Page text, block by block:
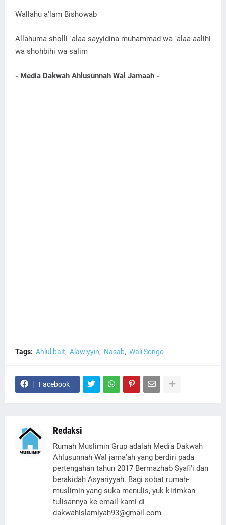
Wallahu a'lam Bishowab
Allahuma sholli 'alaa sayyidina muhammad wa 'alaa aalihi
wa shohbihi wa salim
- Media Dakwah Ahlusunnah Wal Jamaah -
Tags: Ahlul bait Alawiyyin Nasab Wali Songo
Facebook
Redaksi
Rumah Muslimin Grup adalah Media Dakwah
Ahlusunnah Wal jama'ah yang berdiri pada
pertengahan tahun 2017 Bermazhab Syafi'i dan
berakidah Asyariyyah. Bagi sobat rumah-
muslimin yang suka menulis, yuk kirimkan
tulisannya ke email kami di
dakwahislamiyah93@gmail.com